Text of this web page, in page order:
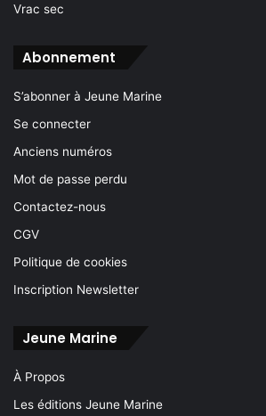
Vrac sec
Abonnement
S’abonner à Jeune Marine
Se connecter
Anciens numéros
Mot de passe perdu
Contactez-nous
CGV
Politique de cookies
Inscription Newsletter
Jeune Marine
À Propos
Les éditions Jeune Marine